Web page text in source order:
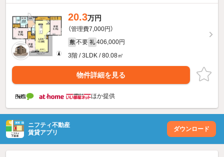
20.3万円
（管理費7,000円）
敷 不要 礼 406,000円
3階 / 3LDK / 80.08㎡
物件詳細を見る
ほか提供
ニフティ不動産
賃貸アプリ
ダウンロード